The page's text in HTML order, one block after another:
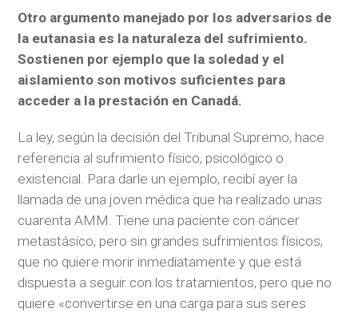
Otro argumento manejado por los adversarios de
la eutanasia es la naturaleza del sufrimiento.
Sostienen por ejemplo que la soledad y el
aislamiento son motivos suficientes para
acceder a la prestación en Canadá.
La ley, según la decisión del Tribunal Supremo, hace
referencia al sufrimiento físico, psicológico o
existencial. Para darle un ejemplo, recibí ayer la
llamada de una joven médica que ha realizado unas
cuarenta AMM. Tiene una paciente con cáncer
metastásico, pero sin grandes sufrimientos físicos,
que no quiere morir inmediatamente y que está
dispuesta a seguir con los tratamientos, pero que no
quiere «convertirse en una carga para sus seres